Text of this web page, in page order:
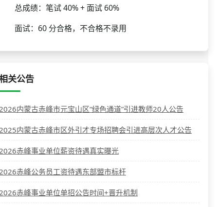
成绩：笔试 40% + 面试 60%
试：60 分合格，不合格不录用
关公告
内蒙古赤峰市元宝山区“绿色通道”引进教师20人公告
内蒙古赤峰市区外引才专场招聘会引进高层次人才公告
赤峰事业单位薪资待遇真实曝光
赤峰公务员工资待遇东部盟市标杆
赤峰事业单位单招公告时间+晋升机制